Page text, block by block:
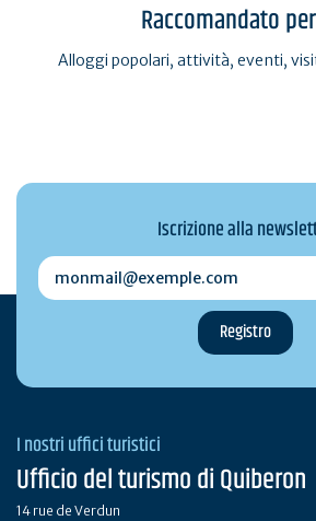
Raccomandato
Alloggi popolari, attività, eventi,
Iscrizione alla
monmail@exemple.com
I nostri uffici turistici
Ufficio del turismo di Quiberon
14 rue de Verdun